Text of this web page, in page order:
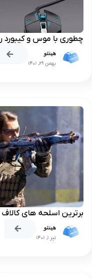
چطوری با موس و کیبورد
هینتو
بهمن 29, 1401
برترین اسلحه‌ های کالاف
هینتو
تیر 1, 1401